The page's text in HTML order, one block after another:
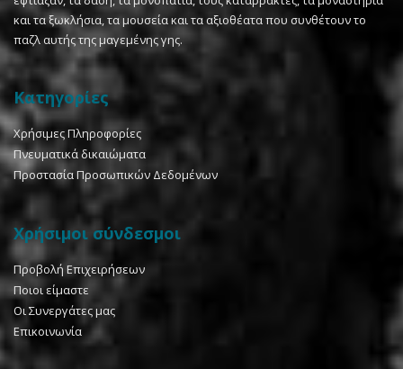
και τα ξωκλήσια, τα μουσεία και τα αξιοθέατα που συνθέτουν το
παζλ αυτής της μαγεμένης γης.
Κατηγορίες
Χρήσιμες Πληροφορίες
Πνευματικά δικαιώματα
Προστασία Προσωπικών Δεδομένων
Χρήσιμοι σύνδεσμοι
Προβολή Επιχειρήσεων
Ποιοι είμαστε
Οι Συνεργάτες μας
Επικοινωνία